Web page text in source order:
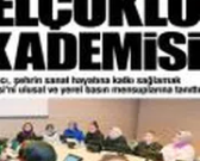
Burdur
Bursa
Çanakkale